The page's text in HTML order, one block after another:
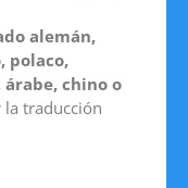
alemán,
polaco,
chino o
la traducción